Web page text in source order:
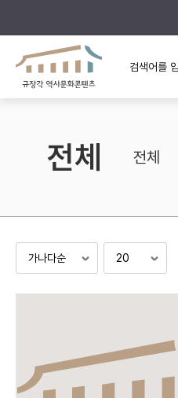
규장각의 어제와 오늘
규장각 소개영상
검색 연산
전체 전체